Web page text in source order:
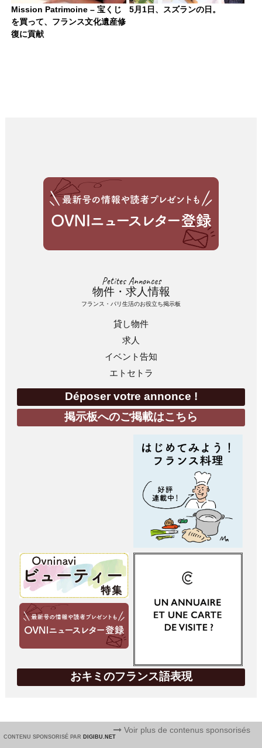
Mission Patrimoine – 宝くじ
を買って、フランス文化遺産修
復に貢献
5月1日、スズランの日。
Petites Annonces
物件・求人情報
フランス・パリ生活のお役立ち掲示板
貸し物件
求人
イベント告知
エトセトラ
Déposer votre annonce !
掲示板へのご掲載はこちら
おキミのフランス語表現
CONTENU SPONSORISÉ PAR DIGIBU.NET
Voir plus de contenus sponsorisés